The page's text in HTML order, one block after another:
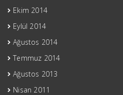
Ekim 2014
Eylül 2014
Ağustos 2014
Temmuz 2014
Ağustos 2013
Nisan 2011